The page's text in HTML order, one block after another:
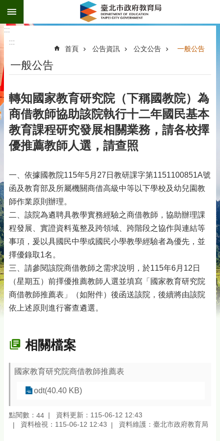
跳到主要內容區塊
:::
:::
首頁 公告資訊 公文公告 一般公告
一般公告
轉知國家教育研究院（下稱國教院）為
商借教師協助該院執行十二年國民基本
教育課程研究發展相關業務，請各校擇
優推薦教師人選，請查照
一、依據國教院115年5月27日教研課字第1151100851A號
函及教育部及所屬機關商借高級中等以下學校及幼兒園教
師作業原則辦理。
二、該院為遴聘具教學實務經驗之商借教師，協助辦理課
程發展、實證資料蒐整及跨領域、跨階段之協作與連結等
事項，爰以具國民中學或國民小學教學經驗者為優先，並
擇優錄取1名。
三、請參閱該院商借教師之需求說明，於115年6月12日
（星期五）前擇優推薦教師人選並填寫「國家教育研究院
商借教師推薦表」（如附件）後函送該院，後續將由該院
依上述原則進行審查遴選。
相關檔案
國家教育研究院商借教師推薦表
odt(40.40 KB)
點閱數： 44
資料更新：115-06-12 12:43
資料檢視：115-06-12 12:43
資料維護：臺北市政府教育局